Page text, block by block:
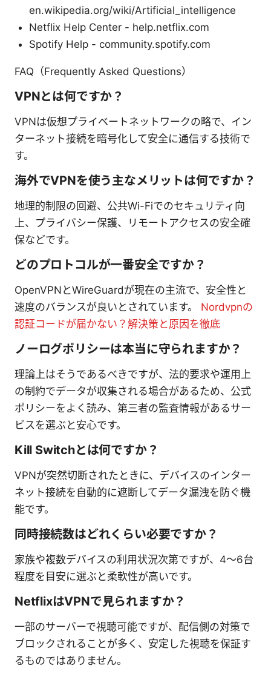
en.wikipedia.org/wiki/Artificial_intelligence
Netflix Help Center - help.netflix.com
Spotify Help - community.spotify.com
FAQ（Frequently Asked Questions）
VPNとは何ですか？
VPNは仮想プライベートネットワークの略で、イン
ターネット接続を暗号化して安全に通信する技術で
す。
海外でVPNを使う主なメリットは何ですか？
地理的制限の回避、公共Wi-Fiでのセキュリティ向
上、プライバシー保護、リモートアクセスの安全確
保などです。
どのプロトコルが一番安全ですか？
OpenVPNとWireGuardが現在の主流で、安全性と
速度のバランスが良いとされています。 Nordvpnの
認証コードが届かない？解決策と原因を徹底
ノーログポリシーは本当に守られますか？
理論上はそうであるべきですが、法的要求や運用上
の制約でデータが収集される場合があるため、公式
ポリシーをよく読み、第三者の監査情報があるサー
ビスを選ぶと安心です。
Kill Switchとは何ですか？
VPNが突然切断されたときに、デバイスのインター
ネット接続を自動的に遮断してデータ漏洩を防ぐ機
能です。
同時接続数はどれくらい必要ですか？
家族や複数デバイスの利用状況次第ですが、4〜6台
程度を目安に選ぶと柔軟性が高いです。
NetflixはVPNで見られますか？
一部のサーバーで視聴可能ですが、配信側の対策で
ブロックされることが多く、安定した視聴を保証す
るものではありません。